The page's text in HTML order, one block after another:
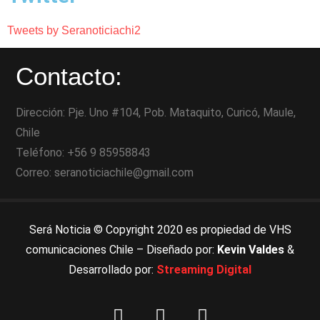
Tweets by Seranoticiachi2
Contacto:
Dirección: Pje. Uno #104, Pob. Mataquito, Curicó, Maule,
Chile
Teléfono: +56 9 85958843
Correo: seranoticiachile@gmail.com
Será Noticia © Copyright 2020 es propiedad de VHS
comunicaciones Chile – Diseñado por: Kevin Valdes &
Desarrollado por: Streaming Digital